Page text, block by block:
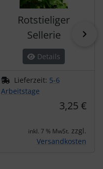
Rotstieliger
Sellerie
Details
Lieferzeit: 5-6
Arbeitstage
3,25 €
inkl. 7 % MwSt. zzgl.
Versandkosten